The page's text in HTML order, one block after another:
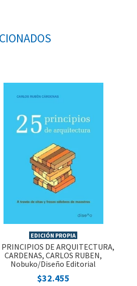
EDICIÓN PROPIA
PRINCIPIOS DE ARQUITECTURA,
CARDENAS, CARLOS RUBEN,
Nobuko/Diseño Editorial
$32.455